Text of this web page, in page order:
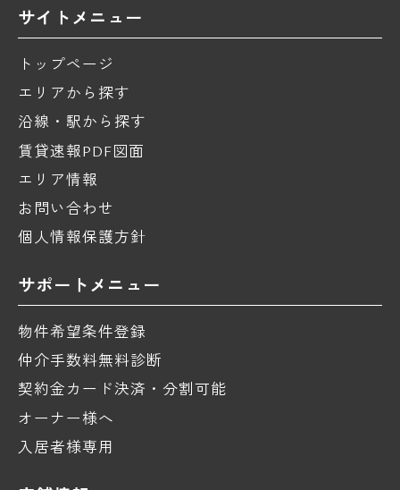
サイトメニュー
トップページ
エリアから探す
沿線・駅から探す
賃貸速報PDF図面
エリア情報
お問い合わせ
個人情報保護方針
サポートメニュー
物件希望条件登録
仲介手数料無料診断
契約金カード決済・分割可能
オーナー様へ
入居者様専用